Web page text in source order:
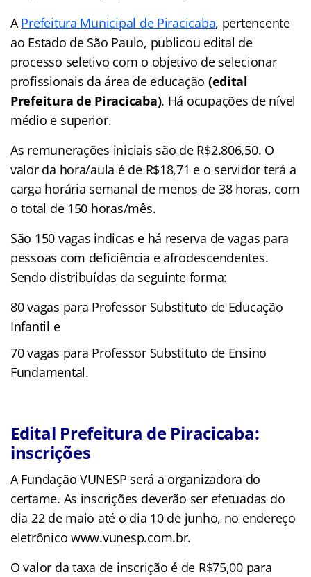
APrefeitura Municipal de Piracicaba, pertencente
ao Estado de São Paulo, publicou edital de
processo seletivo com o objetivo de selecionar
profissionais da área de educação (edital
Prefeitura de Piracicaba). Há ocupações de nível
médio e superior.
As remunerações iniciais são de R$2.806,50. O
valor da hora/aula é de R$18,71 e o servidor terá a
carga horária semanal de menos de 38 horas, com
o total de 150 horas/mês.
São 150 vagas indicas e há reserva de vagas para
pessoas com deficiência e afrodescendentes.
Sendo distribuídas da seguinte forma:
80 vagas para Professor Substituto de Educação
Infantil e
70 vagas para Professor Substituto de Ensino
Fundamental.
Edital Prefeitura de Piracicaba:
inscrições
A Fundação VUNESP será a organizadora do
certame. As inscrições deverão ser efetuadas do
dia 22 de maio até o dia 10 de junho, no endereço
eletrônico www.vunesp.com.br.
O valor da taxa de inscrição é de R$75,00 para